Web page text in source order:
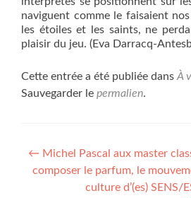
naviguent comme le faisaient
les étoiles et les saints, ne
plaisir du jeu. (Eva Darracq-
Cette entrée a été publiée dansÀ
Sauvegarder le permalien.
Navigation
de
← Michel Pascal aux master
composer le parfum, le
culture d’(es) SENS/